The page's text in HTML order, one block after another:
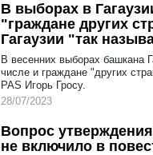
В выборах в
"граждане других
Гагаузии "так
В весенних выборах башкана
числе и граждане "других
PAS Игорь Гросу.
28/07/2023
Вопрос
не включило в